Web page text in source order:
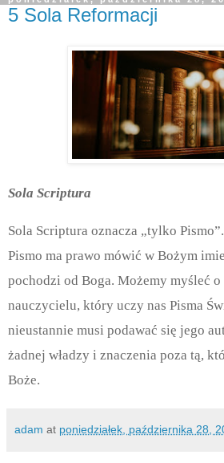
5 Sola Reformacji
Sola Scriptura
Sola Scriptura oznacza „tylko
Pismo ma prawo mówić w Bożym
pochodzi od Boga. Możemy myśleć
nauczycielu, który uczy nas Pisma
nieustannie musi podawać się jego
żadnej władzy i znaczenia poza tą,
Boże.
adam at poniedziałek, października 28,